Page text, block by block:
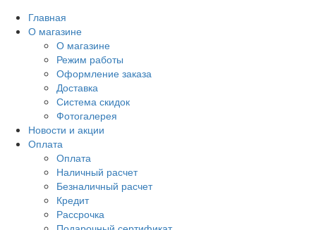
Главная
О магазине
О магазине
Режим работы
Оформление заказа
Доставка
Система скидок
Фотогалерея
Новости и акции
Оплата
Оплата
Наличный расчет
Безналичный расчет
Кредит
Рассрочка